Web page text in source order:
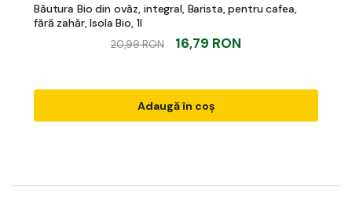
Băutura Bio din ovăz, integral, Barista, pentru cafea,
fără zahăr, Isola Bio, 1l
20,99 RON 16,79 RON
Adaugă în coș